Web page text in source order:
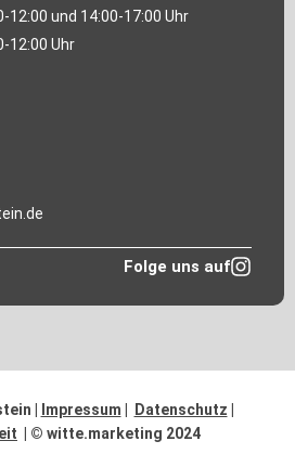
12:00 und 14:00-17:00 Uhr
12:00 Uhr
Folge uns auf
| Impressum Datenschutz
| © witte.marketing 2024